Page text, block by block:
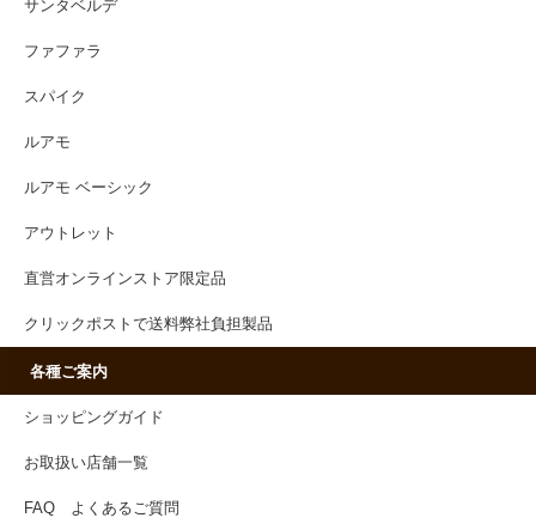
サンタベルデ
ファファラ
スパイク
ルアモ
ルアモ ベーシック
アウトレット
直営オンラインストア限定品
クリックポストで送料弊社負担製品
各種ご案内
ショッピングガイド
お取扱い店舗一覧
FAQ よくあるご質問